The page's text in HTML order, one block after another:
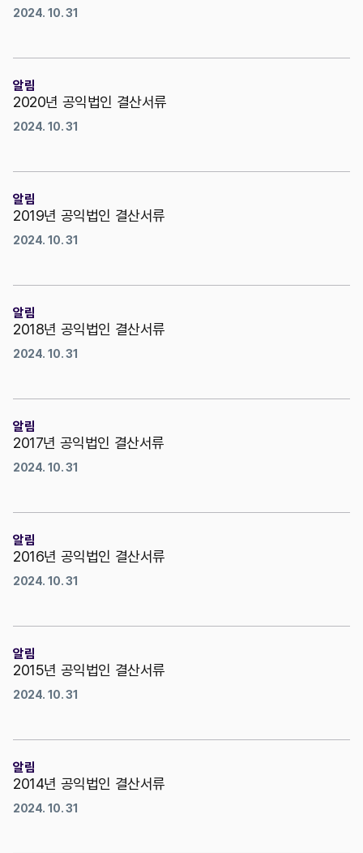
2024. 10. 31
알림
2020년 공익법인 결산서류
2024. 10. 31
알림
2019년 공익법인 결산서류
2024. 10. 31
알림
2018년 공익법인 결산서류
2024. 10. 31
알림
2017년 공익법인 결산서류
2024. 10. 31
알림
2016년 공익법인 결산서류
2024. 10. 31
알림
2015년 공익법인 결산서류
2024. 10. 31
알림
2014년 공익법인 결산서류
2024. 10. 31